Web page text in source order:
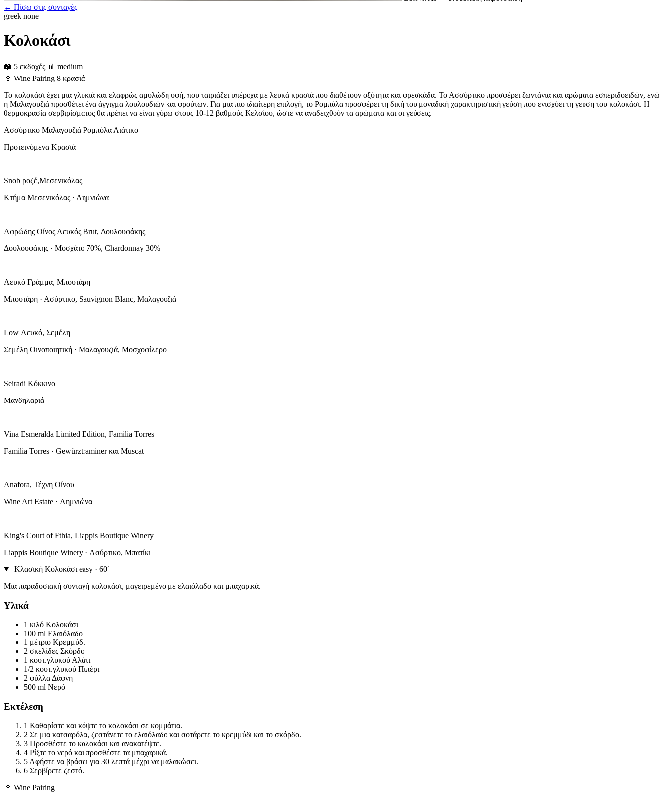
← Πίσω στις συνταγές
greek none
Κολοκάσι
📖 5 εκδοχές 📊 medium
🍷 Wine Pairing 8 κρασιά
Το κολοκάσι έχει μια γλυκιά και ελαφρώς αμυλώδη υφή, που ταιριάζει υπέροχα με λευκά κρασιά που διαθέτουν οξύτητα και φρεσκάδα. Το Ασσύρτικο προσφέρει ζωντάνια και αρώματα εσπεριδοειδών, ενώ
η Μαλαγουζιά προσθέτει ένα άγγιγμα λουλουδιών και φρούτων. Για μια πιο ιδιαίτερη επιλογή, το Ρομπόλα προσφέρει τη δική του μοναδική χαρακτηριστική γεύση που ενισχύει τη γεύση του κολοκάσι. Η
θερμοκρασία σερβιρίσματος θα πρέπει να είναι γύρω στους 10-12 βαθμούς Κελσίου, ώστε να αναδειχθούν τα αρώματα και οι γεύσεις.
Ασσύρτικο Μαλαγουζιά Ρομπόλα Λιάτικο
Προτεινόμενα Κρασιά
Snob ροζέ,Μεσενικόλας
Κτήμα Μεσενικόλας · Λημνιώνα
Αφρώδης Οίνος Λευκός Brut, Δουλουφάκης
Δουλουφάκης · Μοσχάτο 70%, Chardonnay 30%
Λευκό Γράμμα, Μπουτάρη
Μπουτάρη · Ασύρτικο, Sauvignon Blanc, Μαλαγουζιά
Low Λευκό, Σεμέλη
Σεμέλη Οινοποιητική · Μαλαγουζιά, Μοσχοφίλερο
Seiradi Κόκκινο
Μανδηλαριά
Vina Esmeralda Limited Edition, Familia Torres
Familia Torres · Gewürztraminer και Muscat
Anafora, Τέχνη Οίνου
Wine Art Estate · Λημνιώνα
King's Court of Fthia, Liappis Boutique Winery
Liappis Boutique Winery · Ασύρτικο, Μπατίκι
Κλασική Κολοκάσι easy · 60′
Μια παραδοσιακή συνταγή κολοκάσι, μαγειρεμένο με ελαιόλαδο και μπαχαρικά.
Υλικά
1 κιλό Κολοκάσι
100 ml Ελαιόλαδο
1 μέτριο Κρεμμύδι
2 σκελίδες Σκόρδο
1 κουτ.γλυκού Αλάτι
1/2 κουτ.γλυκού Πιπέρι
2 φύλλα Δάφνη
500 ml Νερό
Εκτέλεση
1 Καθαρίστε και κόψτε το κολοκάσι σε κομμάτια.
2 Σε μια κατσαρόλα, ζεστάνετε το ελαιόλαδο και σοτάρετε το κρεμμύδι και το σκόρδο.
3 Προσθέστε το κολοκάσι και ανακατέψτε.
4 Ρίξτε το νερό και προσθέστε τα μπαχαρικά.
5 Αφήστε να βράσει για 30 λεπτά μέχρι να μαλακώσει.
6 Σερβίρετε ζεστό.
🍷 Wine Pairing